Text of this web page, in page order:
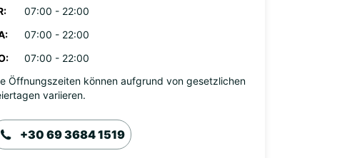
07:00 - 22:00
07:00 - 22:00
07:00 - 22:00
Öffnungszeiten können aufgrund von gesetzlichen
variieren.
+30 69 3684 1519